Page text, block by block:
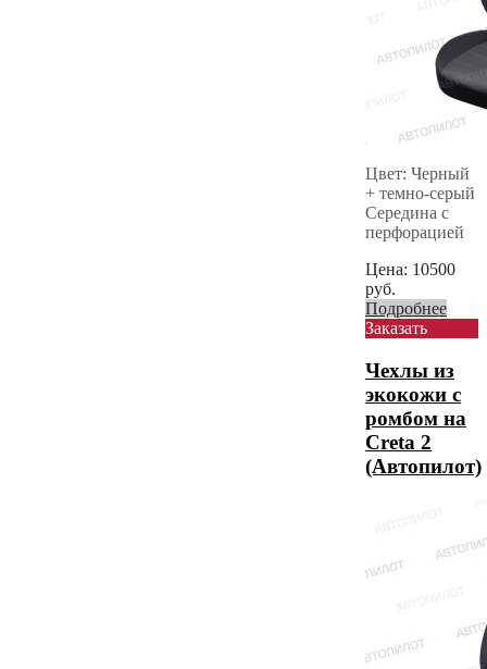
Цвет: Черный
+ темно-серый
Середина с
перфорацией
Цена: 10500
руб.
Подробнее
Заказать
Чехлы из
экокожи с
ромбом на
Creta 2
(Автопилот)